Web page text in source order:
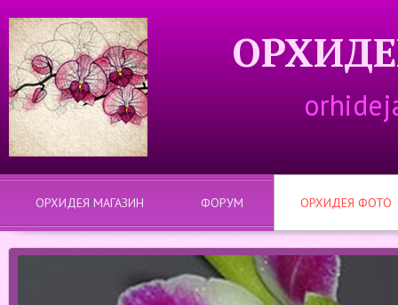
ОРХИДЕЯ МАГАЗИН ФОРУМ ОРХИДЕЯ ФОТО